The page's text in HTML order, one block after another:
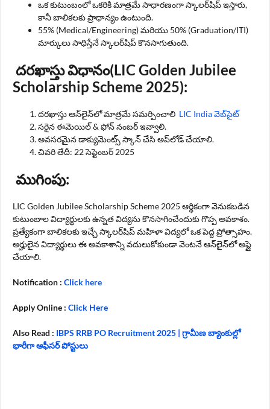
ఒక కుటుంబంలో ఒకరికి మాత్రమే సాధారణంగా స్కాలర్‌షిప్ ఇస్తారు,
కానీ బాలికలకు ప్రాధాన్యం ఉంటుంది.
55% (Medical/Engineering) మరియు 50% (Graduation/ITI)
మార్కులు సాధిస్తేనే స్కాలర్‌షిప్ కొనసాగుతుంది.
దరఖాస్తు విధానం(LIC Golden Jubilee
Scholarship Scheme 2025):
దరఖాస్తు ఆన్‌లైన్‌లో మాత్రమే సమర్పించాలి LIC India వెబ్‌సైట్
సరైన ఈమెయిల్ & ఫోన్ నంబర్ ఇవ్వాలి.
అవసరమైన డాక్యుమెంట్స్ స్కాన్ చేసి అప్‌లోడ్ చేయాలి.
చివరి తేదీ: 22 సెప్టెంబర్ 2025
ముగింపు:
LIC Golden Jubilee Scholarship Scheme 2025 ఆర్థికంగా వెనుకబడిన
కుటుంబాల విద్యార్థులకు ఉన్నత విద్యను కొనసాగించేందుకు గొప్ప అవకాశం.
ప్రత్యేకంగా బాలికలకు ఇచ్చే స్కాలర్‌షిప్ మహిళా విద్యలో ఒక పెద్ద ప్రోత్సాహం.
అర్హులైన విద్యార్థులు ఈ అవకాశాన్ని వదులుకోకుండా వెంటనే ఆన్‌లైన్‌లో అప్లై
చేయాలి.
Notification : Click here
Apply Online : Click Here
Also Read : IBPS RRB PO Recruitment 2025 | గ్రామీణ బ్యాంకుల్లో
భారీగా ఆఫీసర్ పోస్టులు